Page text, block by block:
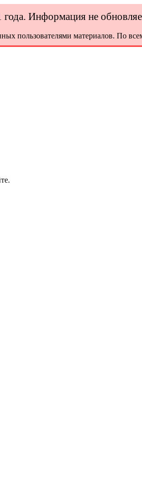
года. Информация не
пользователями материалов. По